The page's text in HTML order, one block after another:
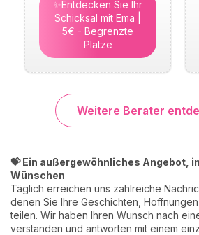
✨Entdecken Sie Ihr
Schicksal mit Ema |
5€ - Begrenzte
Plätze
Weitere Berater
💝 Ein außergewöhnliches Angebot,
Wünschen
Täglich erreichen uns zahlreiche
denen Sie Ihre Geschichten,
teilen. Wir haben Ihren Wunsch nach
verstanden und antworten mit einem